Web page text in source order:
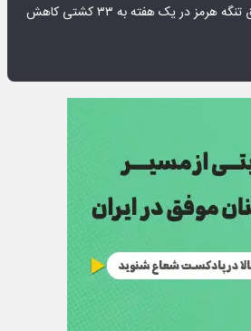
ترافیک کشتیرانی از طریق تنگه هرمز در یک هفته به ۳۳ کشتی کاهش